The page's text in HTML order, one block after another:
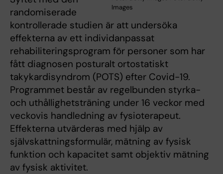
Images
randomiserade
kontrollerade studien är att undersöka
effekterna av ett individanpassat
rehabiliteringsprogram för personer som har
fått diagnosen posturalt ortostatiskt
takykardisyndrom (POTS) efter Covid-19.
Programmet består av regelbunden styrka-
och uthållighetsträning under 16 veckor med
veckovis handledning av fysioterapeut.
Effekterna utvärderas med hjälp av
självskattningsformulär, mätning av fysisk
funktion och kapacitet samt objektiv mätning
av fysisk aktivitet.